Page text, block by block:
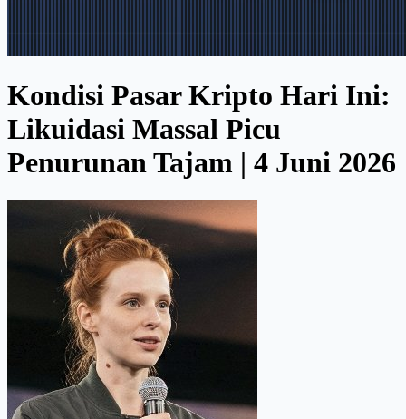
Kondisi Pasar Kripto Hari Ini:
Likuidasi Massal Picu
Penurunan Tajam | 4 Juni 2026